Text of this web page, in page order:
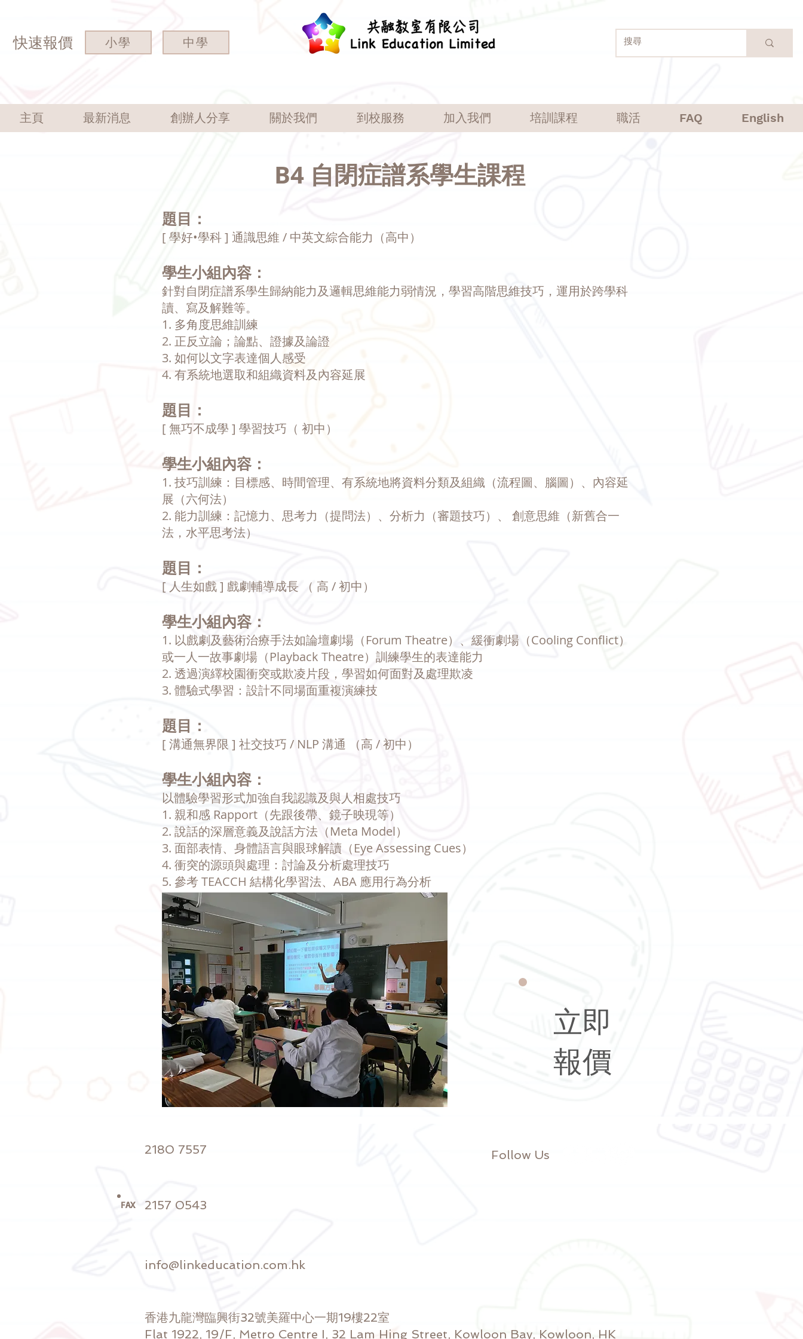
快速報價 小學 中學
主頁 最新消息 創辦人分享 關於我們 到校服務 加入我們 培訓課程 職活 FAQ English
B4 自閉症譜系學生課程
題目：
[ 學好•學科 ] 通識思維 / 中英文綜合能力（高中）
學生小組內容：
針對自閉症譜系學生歸納能力及邏輯思維能力弱情況，學習高階思維技巧， 運用於跨學科
讀、寫及解難等。
1. 多角度思維訓練
2. 正反立論；論點、證據及論證
3. 如何以文字表達個人感受
4. 有系統地選取和組織資料及內容延展
題目：
[ 無巧不成學 ] 學習技巧（ 初中）
學生小組內容：
1. 技巧訓練：目標感、時間管理、有系統地將資料分類及組織（流程圖、腦圖）、內容延
展（六何法）
2. 能力訓練：記憶力、思考力（提問法）、分析力（審題技巧）、 創意思維（新舊合一
法，水平思考法）
題目：
[ 人生如戲 ] 戲劇輔導成長 （ 高 / 初中）
學生小組內容：
1. 以戲劇及藝術治療手法如論壇劇場（Forum Theatre）、緩衝劇場（Cooling Conflict）
或一人一故事劇場（Playback Theatre）訓練學生的表達能力
2. 透過演繹校園衝突或欺凌片段，學習如何面對及處理欺凌
3. 體驗式學習：設計不同場面重複演練技
題目：
[ 溝通無界限 ] 社交技巧 / NLP 溝通 （高 / 初中）
學生小組內容：
以體驗學習形式加強自我認識及與人相處技巧
1. 親和感 Rapport（先跟後帶、鏡子映現等）
2. 說話的深層意義及說話方法（Meta Model）
3. 面部表情、身體語言與眼球解讀（Eye Assessing Cues）
4. 衝突的源頭與處理：討論及分析處理技巧
5. 參考 TEACCH 結構化學習法、ABA 應用行為分析
立即
報價
2180 7557
FAX 2157 0543
Follow Us
info@linkeducation.com.hk
香港九龍灣臨興街32號美羅中心一期19樓22室
Flat 1922, 19/F, Metro Centre I, 32 Lam Hing Street, Kowloon Bay, Kowloon, HK